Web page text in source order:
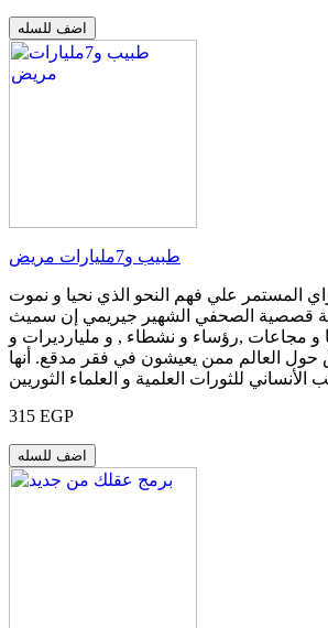
اضف للسله
طبيب و7مليارات مريض
المستمر علي فهم النحو الذي نحيا و نموت
قصصية الصحفي الشهير جيريمي إن سميث
و مجاعات ,رؤساء و نشطاء , و مليارديرات و
حول العالم ممن يعيشون في فقر مدقع. أنها
للثورات العلمية و العلماء الثوريين
315 EGP
اضف للسله